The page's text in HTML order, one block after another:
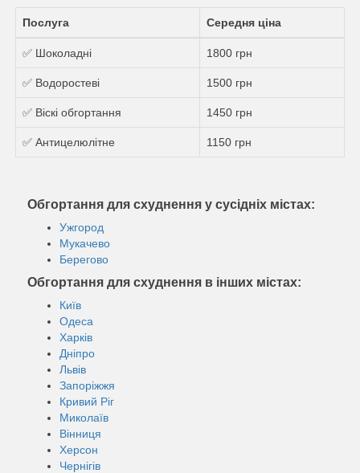
Послуга Середня ціна
✅ Шоколадні 1800 грн
✅ Водоростеві 1500 грн
✅ Віскі обгортання 1450 грн
✅ Антицелюлітне 1150 грн
Обгортання для схуднення у сусідніх містах:
Ужгород
Мукачево
Берегово
Обгортання для схуднення в інших містах:
Київ
Одеса
Харків
Дніпро
Львів
Запоріжжя
Кривий Ріг
Миколаїв
Вінниця
Херсон
Чернігів